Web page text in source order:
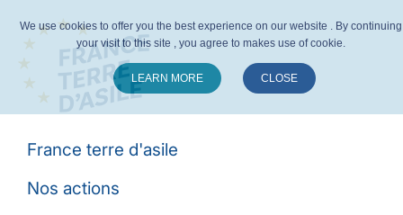
France terre d'asile
Nos actions
We use cookies to offer you the best experience on our website . By continuing
your visit to this site , you agree to makes use of cookie.
LEARN MORE CLOSE